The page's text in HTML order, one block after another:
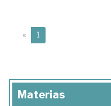
« 1
Materias